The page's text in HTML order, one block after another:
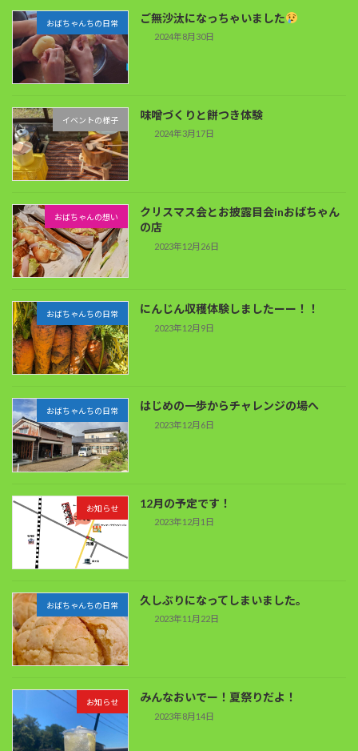
おばちゃんちの日常 ご無沙汰になっちゃいました
2024年8月30日
イベントの様子 味噌づくりと餅つき体験
2024年3月17日
おばちゃんの想い
クリスマス会とお披露目会inおばちゃん
の店
2023年12月26日
おばちゃんちの日常 にんじん収穫体験しましたーー！！
2023年12月9日
おばちゃんちの日常 はじめの一歩からチャレンジの場へ
2023年12月6日
お知らせ 12月の予定です！
2023年12月1日
おばちゃんちの日常 久しぶりになってしまいました。
2023年11月22日
お知らせ みんなおいでー！夏祭りだよ！
2023年8月14日